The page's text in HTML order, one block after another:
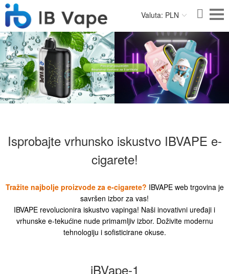
Valuta: PLN
Isprobajte vrhunsko iskustvo IBVAPE e-
cigarete!
Tražite najbolje proizvode za e-cigarete? IBVAPE web trgovina je
savršen izbor za vas!
IBVAPE revolucionira iskustvo vapinga! Naši inovativni uređaji i
vrhunske e-tekućine nude primamljiv izbor. Doživite modernu
tehnologiju i sofisticirane okuse.
iBVape-1